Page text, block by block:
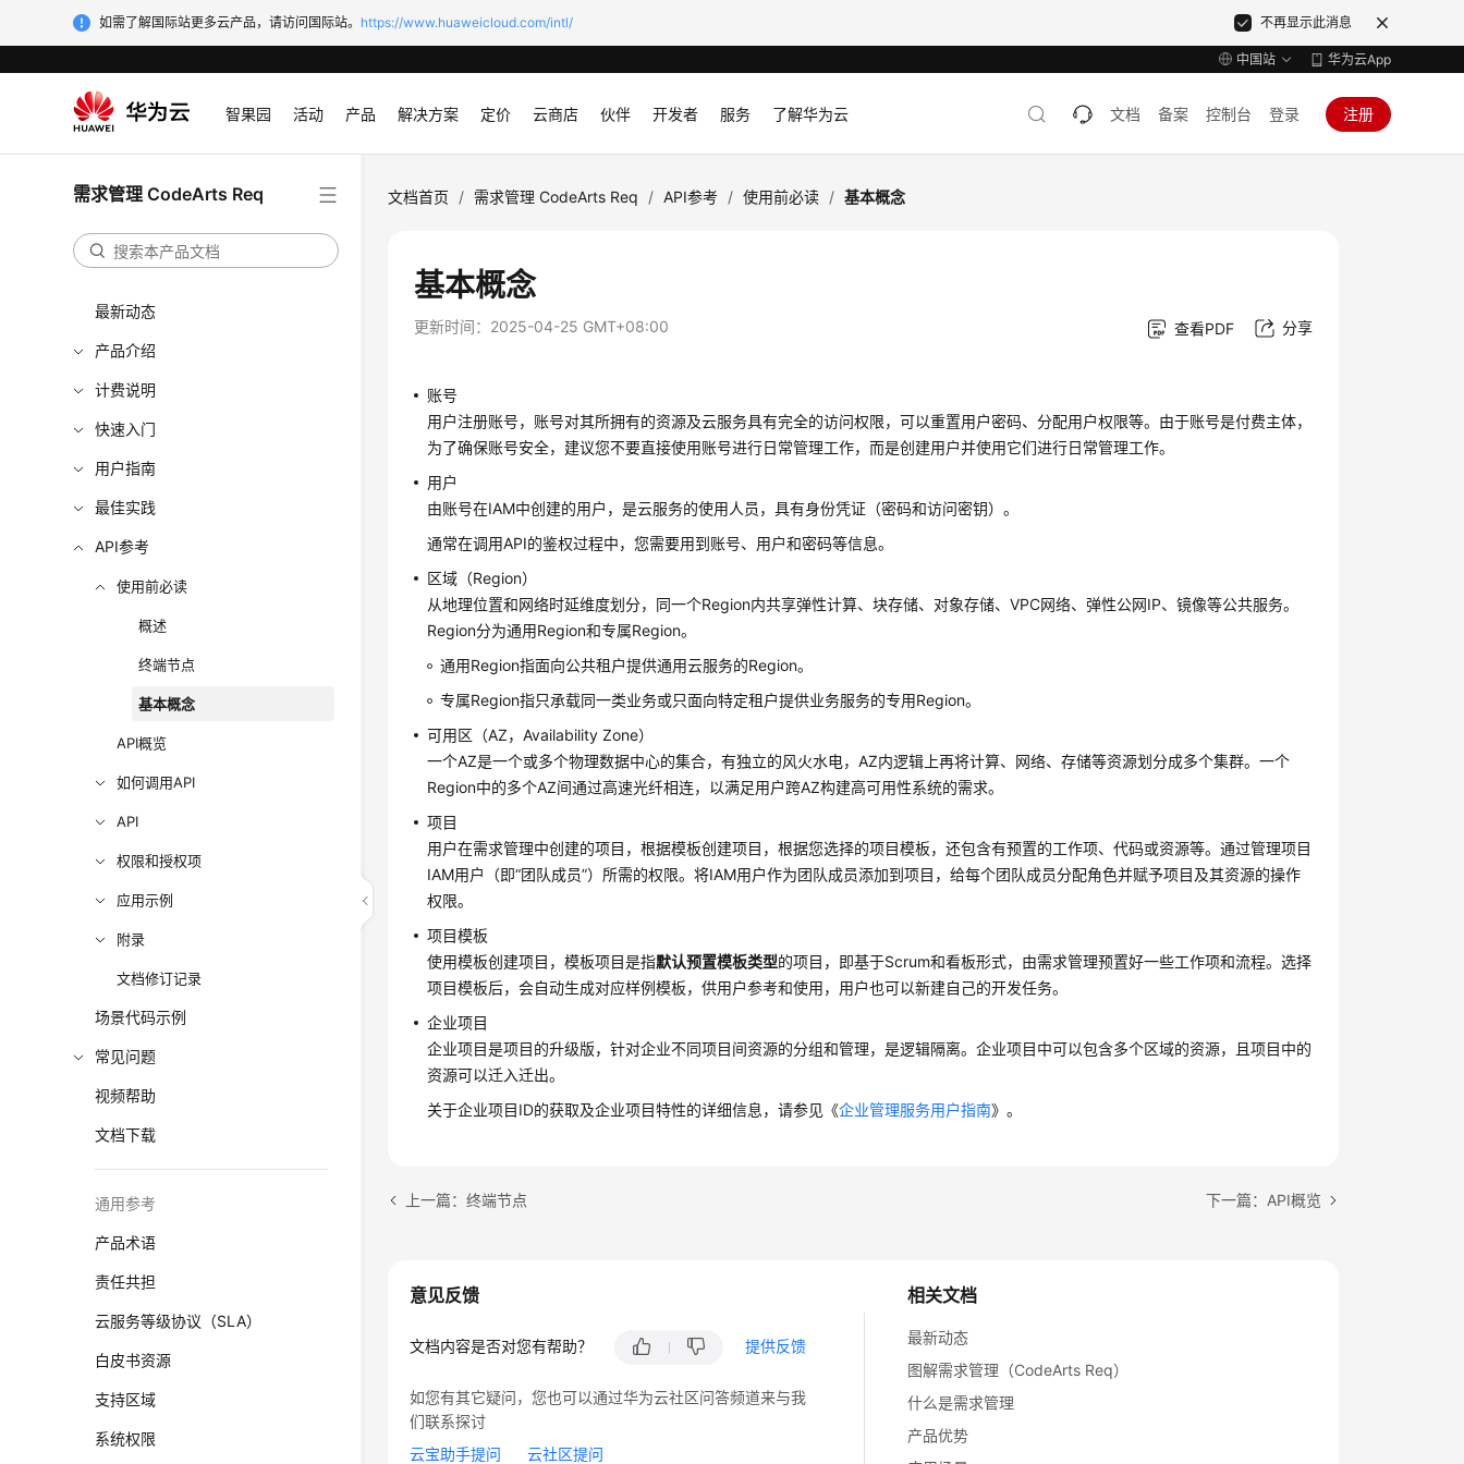
如需了解国际站更多云产品，请访问国际站。 https://www.huaweicloud.com/intl/ 不再显示此消息
中国站 华为云App
智果园 活动 产品 解决方案 定价 云商店 伙伴 开发者 服务 了解华为云 文档 备案 控制台 登录 注册
需求管理 CodeArts Req
最新动态
产品介绍
计费说明
快速入门
用户指南
最佳实践
API参考
使用前必读
概述
终端节点
基本概念
API概览
如何调用API
API
权限和授权项
应用示例
附录
文档修订记录
场景代码示例
常见问题
视频帮助
文档下载
通用参考
产品术语
责任共担
云服务等级协议（SLA）
白皮书资源
支持区域
系统权限
文档首页 / 需求管理 CodeArts Req / API参考 / 使用前必读 / 基本概念
基本概念
更新时间： 2025-04-25 GMT+08:00 查看PDF 分享
账号
用户注册账号，账号对其所拥有的资源及云服务具有完全的访问权限，可以重置用户密码、分配用户权限等。由于账号是付费主体，
为了确保账号安全，建议您不要直接使用账号进行日常管理工作，而是创建用户并使用它们进行日常管理工作。
用户
由账号在IAM中创建的用户，是云服务的使用人员，具有身份凭证（密码和访问密钥）。
通常在调用API的鉴权过程中，您需要用到账号、用户和密码等信息。
区域（Region）
从地理位置和网络时延维度划分，同一个Region内共享弹性计算、块存储、对象存储、VPC网络、弹性公网IP、镜像等公共服务。
Region分为通用Region和专属Region。
通用Region指面向公共租户提供通用云服务的Region。
专属Region指只承载同一类业务或只面向特定租户提供业务服务的专用Region。
可用区（AZ，Availability Zone）
一个AZ是一个或多个物理数据中心的集合，有独立的风火水电，AZ内逻辑上再将计算、网络、存储等资源划分成多个集群。一个
Region中的多个AZ间通过高速光纤相连，以满足用户跨AZ构建高可用性系统的需求。
项目
用户在需求管理中创建的项目，根据模板创建项目，根据您选择的项目模板，还包含有预置的工作项、代码或资源等。通过管理项目
IAM用户（即“团队成员”）所需的权限。将IAM用户作为团队成员添加到项目，给每个团队成员分配角色并赋予项目及其资源的操作
权限。
项目模板
使用模板创建项目，模板项目是指默认预置模板类型的项目，即基于Scrum和看板形式，由需求管理预置好一些工作项和流程。选择
项目模板后，会自动生成对应样例模板，供用户参考和使用，用户也可以新建自己的开发任务。
企业项目
企业项目是项目的升级版，针对企业不同项目间资源的分组和管理，是逻辑隔离。企业项目中可以包含多个区域的资源，且项目中的
资源可以迁入迁出。
关于企业项目ID的获取及企业项目特性的详细信息，请参见《企业管理服务用户指南》。
上一篇：终端节点 下一篇：API概览
相关文档
最新动态
图解需求管理（CodeArts Req）
什么是需求管理
产品优势
意见反馈
文档内容是否对您有帮助？ 提供反馈
如您有其它疑问，您也可以通过华为云社区问答频道来与我
们联系探讨
云宝助手提问
云社区提问